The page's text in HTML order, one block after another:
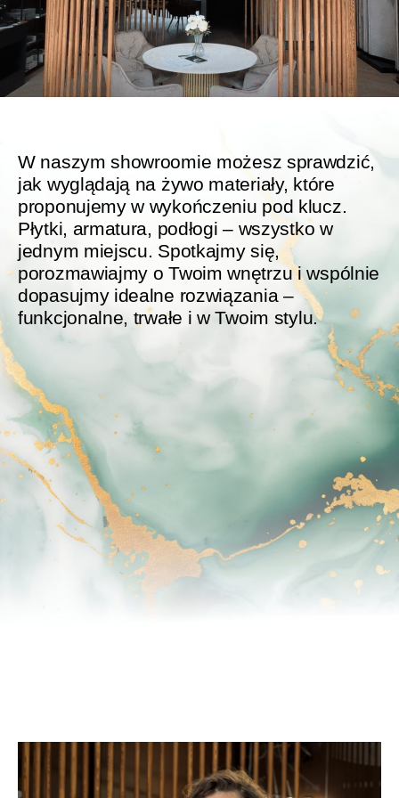
W naszym showroomie możesz sprawdzić,
jak wyglądają na żywo materiały, które
proponujemy w wykończeniu pod klucz.
Płytki, armatura, podłogi – wszystko w
jednym miejscu. Spotkajmy się,
porozmawiajmy o Twoim wnętrzu i wspólnie
dopasujmy idealne rozwiązania –
funkcjonalne, trwałe i w Twoim stylu.